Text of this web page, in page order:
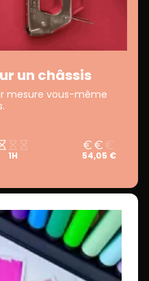
un châssis
mesure vous-même
1H 54,05 €